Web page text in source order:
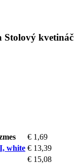
Stolový kvetináč
€ 1,69
white € 13,39
€ 15,08